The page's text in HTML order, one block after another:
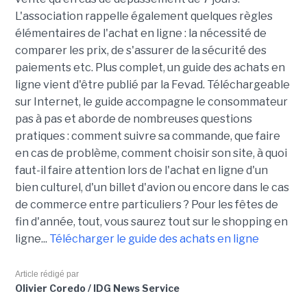
L'association rappelle également quelques règles
élémentaires de l'achat en ligne : la nécessité de
comparer les prix, de s'assurer de la sécurité des
paiements etc. Plus complet, un guide des achats en
ligne vient d'être publié par la Fevad. Téléchargeable
sur Internet, le guide accompagne le consommateur
pas à pas et aborde de nombreuses questions
pratiques : comment suivre sa commande, que faire
en cas de problème, comment choisir son site, à quoi
faut-il faire attention lors de l'achat en ligne d'un
bien culturel, d'un billet d'avion ou encore dans le cas
de commerce entre particuliers ? Pour les fêtes de
fin d'année, tout, vous saurez tout sur le shopping en
ligne... Télécharger le guide des achats en ligne
Article rédigé par
Olivier Coredo / IDG News Service